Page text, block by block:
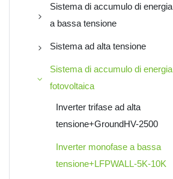
Sistema di accumulo di energia
a bassa tensione
LFPWall-10K-V2
Lfpwall-5000
LFPR-51B100L-V1
ROLLER SERIES
PRODUCTS
Sistema di accumulo di
energia tutto in uno
Sistema ad alta tensione
GroundHv-2500
GH02-5324
HRH-5200
Sistema di accumulo di energia
fotovoltaica
Inverter trifase ad alta
tensione+GroundHV-2500
Inverter monofase a bassa
tensione+LFPWALL-5K-10K